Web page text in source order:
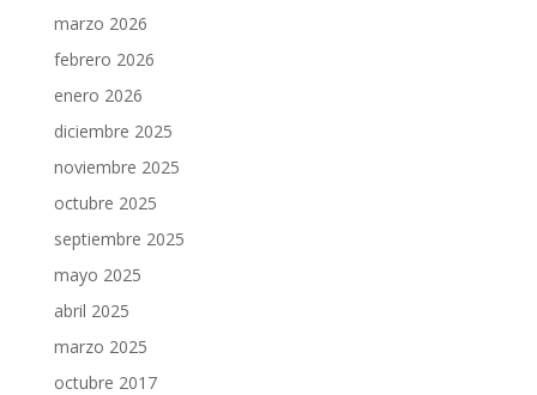
marzo 2026
febrero 2026
enero 2026
diciembre 2025
noviembre 2025
octubre 2025
septiembre 2025
mayo 2025
abril 2025
marzo 2025
octubre 2017